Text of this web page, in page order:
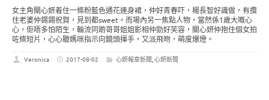
女主角關心妍着住一條粉藍色通花連身裙，仲好青春吓，楊長智好識做，有攬
住老婆仲錫錫祝賀，見到都sweet。而場內另一焦點人物，當然係1歲大嘅心
心，佢唔多怕陌生，輪流同啲哥哥姐姐影相仲勁好笑容，關心妍仲抱住個女拍
咗條短片，心心聽媽咪指示向鏡頭揮手，又派飛吻，萌度爆燈。
Veronica 2017-08-02 心妍報章新聞,心妍新聞